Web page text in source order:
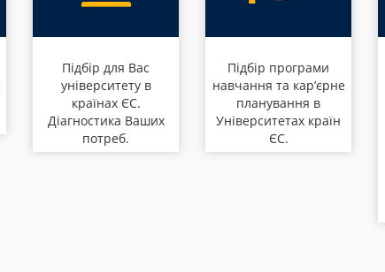
Підбір для Вас
університету в
країнах ЄС.
Діагностика Ваших
потреб.
Підбір програми
навчання та кар’єрне
планування в
Університетах країн
ЄС.